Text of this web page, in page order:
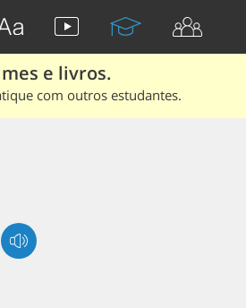
e livros.
com outros estudantes.